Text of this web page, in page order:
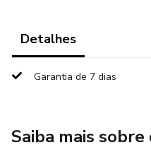
Detalhes
Garantia de 7 dias
Saiba mais